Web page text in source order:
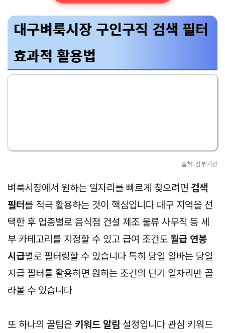
대구벼룩시장 구인구직 검색 필터
효과적 활용법
출처: 정부기관
벼룩시장에서 원하는 일자리를 빠르게 찾으려면 검색
필터를 적극 활용하는 것이 핵심입니다 대구 지역을 선
택한 후 업종별로 음식점 건설 제조 물류 사무직 등 세
부 카테고리를 지정할 수 있고 급여 조건도월급 연봉
시급별로 필터링할 수 있습니다 특히 당일 알바는 당일
지급 필터를 활용하면 원하는 조건의 단기 일자리만 골
라볼 수 있습니다
또 하나의 꿀팁은 키워드 알림 설정입니다 관심 키워드